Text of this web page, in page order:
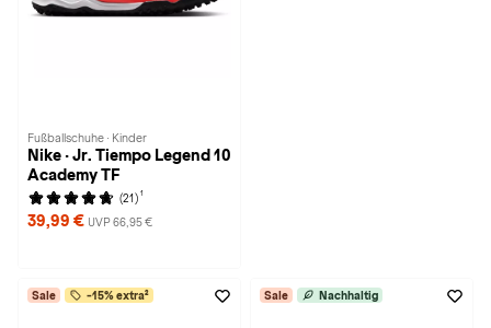
Fußballschuhe · Kinder
Nike · Jr. Tiempo Legend 10
Academy TF
(21) 1
39,99 € UVP 66,95 €
Sale -15% extra² Sale Nachhaltig